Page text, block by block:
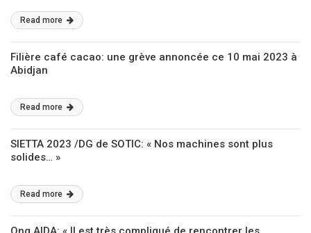
Read more
Filière café cacao: une grève annoncée ce 10 mai 2023 à
Abidjan
Read more
SIETTA 2023 /DG de SOTIC: « Nos machines sont plus
solides… »
Read more